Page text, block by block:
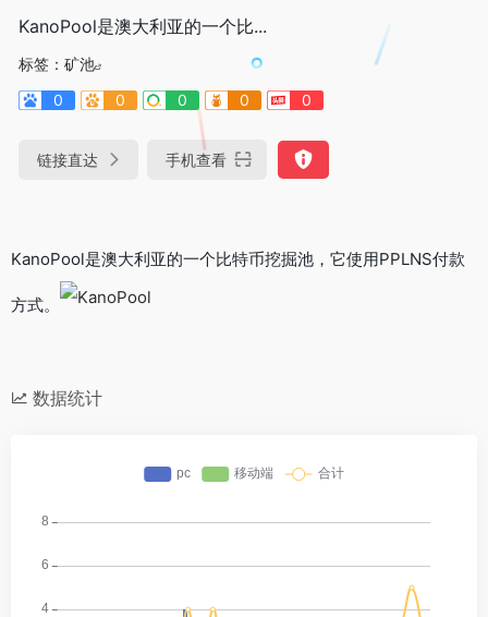
KanoPool是澳大利亚的一个比...
标签： 矿池
0
0 0 0 0
链接直达 手机查看
KanoPool是澳大利亚的一个比特币挖掘池，它使用PPLNS付款
方式。
数据统计